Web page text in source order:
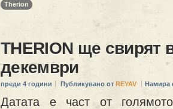
Therion
THERION ще свирят
декември
преди 4 години Публикувано от REYAV Намира
Датата е част от